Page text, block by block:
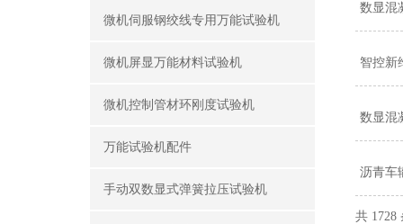
微机伺服钢绞线专用万能试验机
微机屏显万能材料试验机
微机控制管材环刚度试验机
万能试验机配件
手动双数显式弹簧拉压试验机
数显混
智控新
数显混
沥青车
共